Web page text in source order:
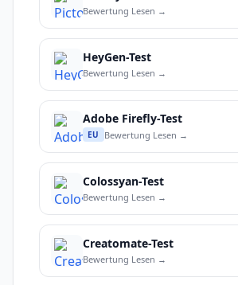
Bewertung Lesen →
HeyGen-Test
Bewertung Lesen →
Adobe Firefly-Test
EU Bewertung Lesen →
Colossyan-Test
Bewertung Lesen →
Creatomate-Test
Bewertung Lesen →